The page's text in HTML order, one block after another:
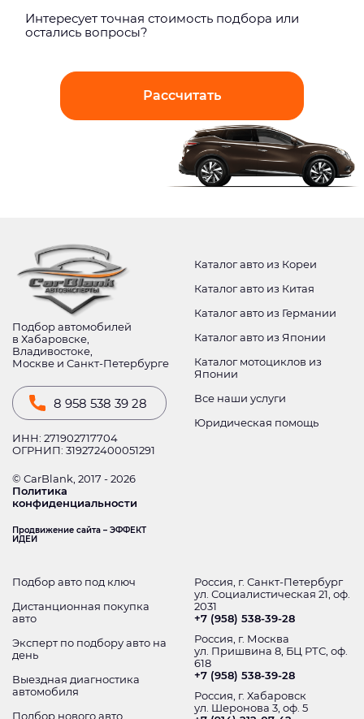
Интерeсует точная стоимость подбора или
остались вопросы?
Рассчитать
Подбор автомобилей
в Хабаровске,
Владивостоке,
Москве и Санкт-Петербурге
8 958 538 39 28
ИНН: 271902717704
ОГРНИП: 319272400051291
© CarBlank, 2017 - 2026
Политика
конфиденциальности
Продвижение сайта – ЭФФЕКТ
ИДЕИ
Каталог авто из Кореи
Каталог авто из Китая
Каталог авто из Германии
Каталог авто из Японии
Каталог мотоциклов из
Японии
Все наши услуги
Юридическая помощь
Подбор авто под ключ
Дистанционная покупка
авто
Эксперт по подбору авто на
день
Выездная диагностика
автомобиля
Подбор нового авто
Россия, г. Санкт-Петербург
ул. Социалистическая 21, оф.
2031
+7 (958) 538-39-28
Россия, г. Москва
ул. Пришвина 8, БЦ РТС, оф.
618
+7 (958) 538-39-28
Россия, г. Хабаровск
ул. Шеронова 3, оф. 5